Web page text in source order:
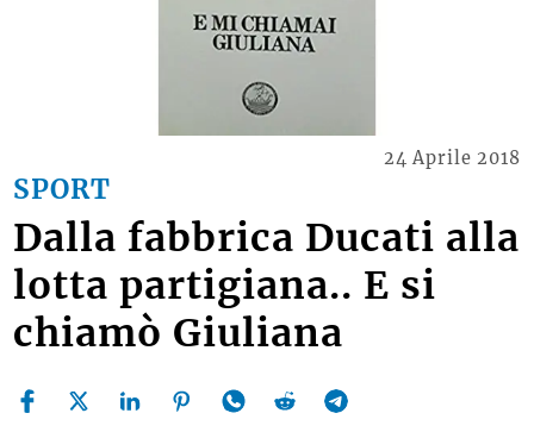
SPORT
24 Aprile 2018
Dalla fabbrica Ducati alla
lotta partigiana.. E si
chiamò Giuliana